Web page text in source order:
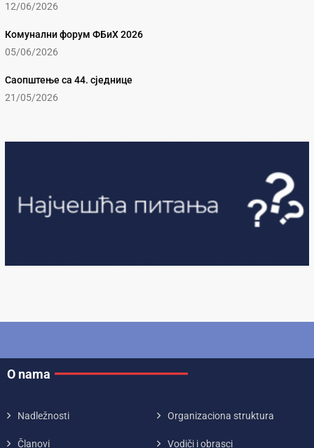
12/06/2026
Комунални форум ФБиХ 2026
05/06/2026
Саопштење са 44. сједнице
21/05/2026
O nama
Nadležnosti Organizaciona struktura
Članovi Vodiči i obrasci